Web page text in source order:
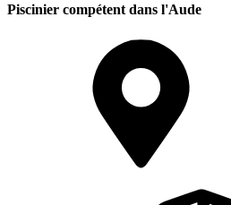
Piscinier compétent dans l'Aude